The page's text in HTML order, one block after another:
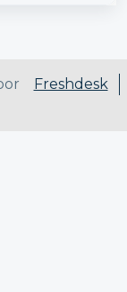
Freshdesk